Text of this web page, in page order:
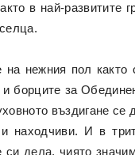
в най-развитите
на нежния пол както
борците за
въздигане се
находчиви. И в
си дела, чиято